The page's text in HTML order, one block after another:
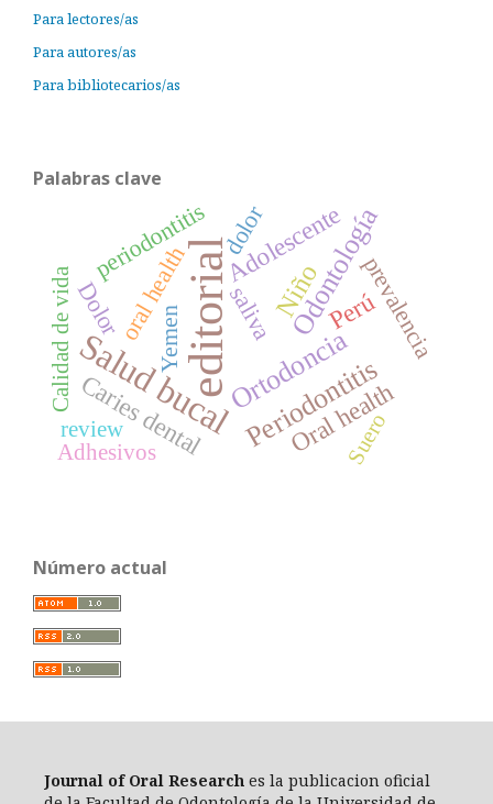
Para lectores/as
Para autores/as
Para bibliotecarios/as
Palabras clave
editorial
Salud bucalOrtodoncia
Periodontitis
Odontología
Niño
Caries dental
Perú
Oral health
Adolescente
periodontitis
saliva
Yemen
oral health prevalencia
Dolor
dolor
Calidad de vida
Adhesivos
review Suero
Número actual
Journal of Oral Research es la publicacion oficial